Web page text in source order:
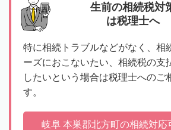
生前の相続税対
は税理士へ
特に相続トラブルなどがなく、相
ーズにおこないたい、相続税の支
したいという場合は税理士へのご
す。
岐阜 本巣郡北方町の相続対応